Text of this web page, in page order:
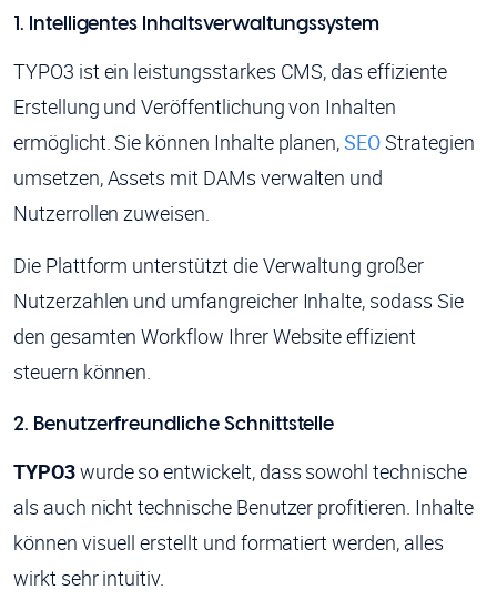
1. Intelligentes Inhaltsverwaltungssystem
TYPO3 ist ein leistungsstarkes CMS, das effiziente
Erstellung und Veröffentlichung von Inhalten
ermöglicht. Sie können Inhalte planen,SEOStrategien
umsetzen, Assets mit DAMs verwalten und
Nutzerrollen zuweisen.
Die Plattform unterstützt die Verwaltung großer
Nutzerzahlen und umfangreicher Inhalte, sodass Sie
den gesamten Workflow Ihrer Website effizient
steuern können.
2. Benutzerfreundliche Schnittstelle
TYPO3wurde so entwickelt, dass sowohl technische
als auch nicht technische Benutzer profitieren. Inhalte
können visuell erstellt und formatiert werden, alles
wirkt sehr intuitiv.